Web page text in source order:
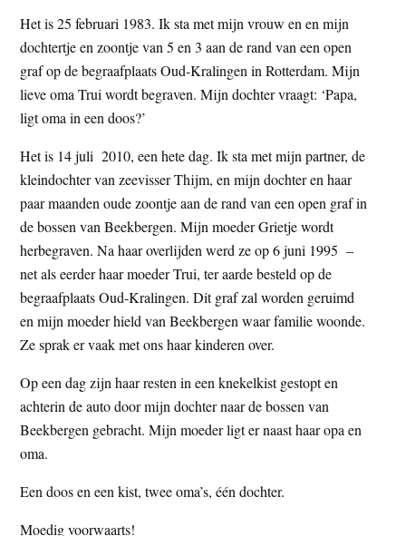
i
t
e
Het is 25 februari 1983. Ik sta met mijn vrouw en en mijn
dochtertje en zoontje van 5 en 3 aan de rand van een open
graf op de begraafplaats Oud-Kralingen in Rotterdam. Mijn
lieve oma Trui wordt begraven. Mijn dochter vraagt: ‘Papa,
ligt oma in een doos?’
Het is 14 juli 2010, een hete dag. Ik sta met mijn partner, de
kleindochter van zeevisser Thijm, en mijn dochter en haar
paar maanden oude zoontje aan de rand van een open graf in
de bossen van Beekbergen. Mijn moeder Grietje wordt
herbegraven. Na haar overlijden werd ze op 6 juni 1995 –
net als eerder haar moeder Trui, ter aarde besteld op de
begraafplaats Oud-Kralingen. Dit graf zal worden geruimd
en mijn moeder hield van Beekbergen waar familie woonde.
Ze sprak er vaak met ons haar kinderen over.
Op een dag zijn haar resten in een knekelkist gestopt en
achterin de auto door mijn dochter naar de bossen van
Beekbergen gebracht. Mijn moeder ligt er naast haar opa en
oma.
Een doos en een kist, twee oma’s, één dochter.
Moedig voorwaarts!